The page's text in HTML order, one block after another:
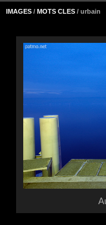
IMAGES / MOTS CLES / urbain